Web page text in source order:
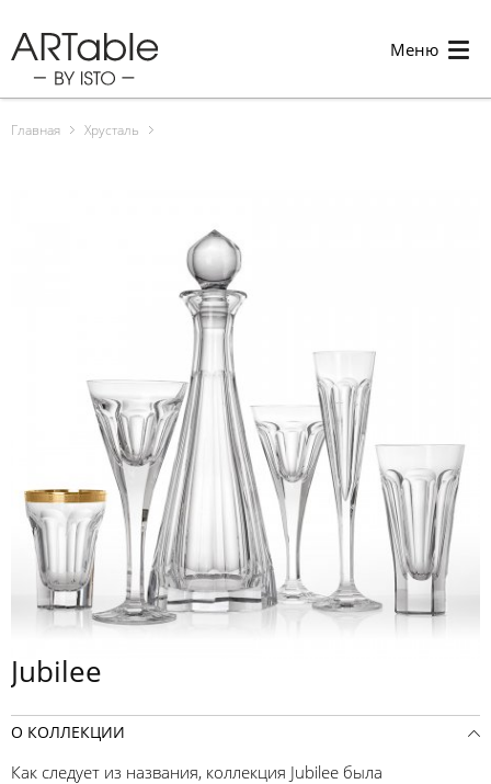
Меню
Главная Хрусталь
Jubilee
О КОЛЛЕКЦИИ
Как следует из названия, коллекция Jubilee была